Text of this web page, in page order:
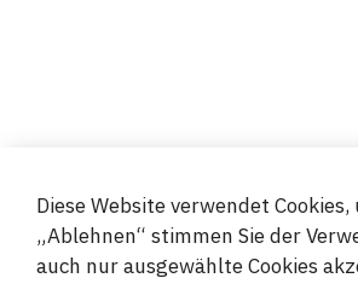
© 2019-2026 Megamix s.r.o.
Diese Website verwendet
„Ablehnen“ stimmen Sie der
auch nur ausgewählte Cookies